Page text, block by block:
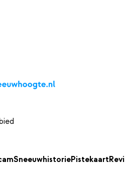
Kaarten
SneeuwhistoriePistekaart